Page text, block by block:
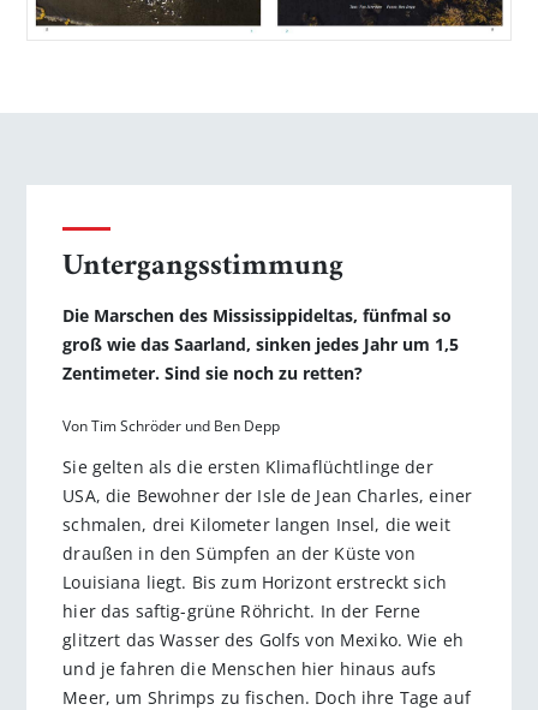
Untergangsstimmung
Die Marschen des Mississippideltas, fünfmal so
groß wie das Saarland, sinken jedes Jahr um 1,5
Zentimeter. Sind sie noch zu retten?
Von Tim Schröder und Ben Depp
Sie gelten als die ersten Klimaflüchtlinge der
USA, die Bewohner der Isle de Jean Charles, einer
schmalen, drei Kilometer langen Insel, die weit
draußen in den Sümpfen an der Küste von
Louisiana liegt. Bis zum Horizont erstreckt sich
hier das saftig-grüne Röhricht. In der Ferne
glitzert das Wasser des Golfs von Mexiko. Wie eh
und je fahren die Menschen hier hinaus aufs
Meer, um Shrimps zu fischen. Doch ihre Tage auf